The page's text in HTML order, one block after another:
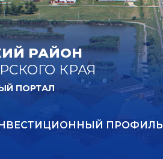
РАЙОН
КРАЯ
ПОРТАЛ
ПРОФИЛЬ